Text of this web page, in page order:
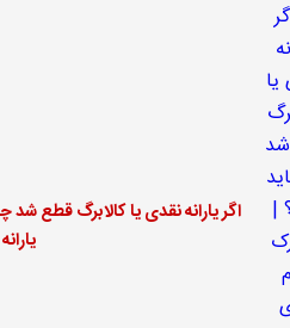
اگر یارانه نقدی یا کالابرگ قطع شد